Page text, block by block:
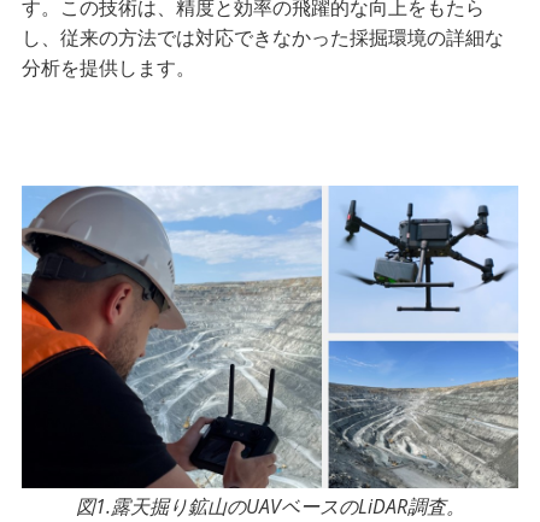
す。この技術は、精度と効率の飛躍的な向上をもたら
し、従来の方法では対応できなかった採掘環境の詳細な
分析を提供します。
図1.露天掘り鉱山のUAVベースのLiDAR調査。